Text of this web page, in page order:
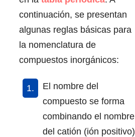
continuación, se presentan
algunas reglas básicas para
la nomenclatura de
compuestos inorgánicos:
El nombre del
compuesto se forma
combinando el nombre
del catión (ión positivo)